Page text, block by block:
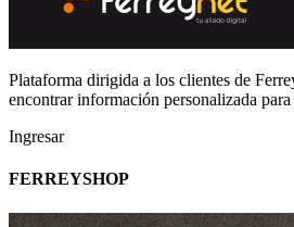
Plataforma dirigida a los clientes de
encontrar información personalizada
Ingresar
FERREYSHOP